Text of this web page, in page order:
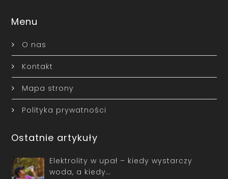
Menu
O nas
Kontakt
Mapa strony
Polityka prywatności
Ostatnie artykuły
Elektrolity w upał – kiedy wystarczy
woda, a kiedy…